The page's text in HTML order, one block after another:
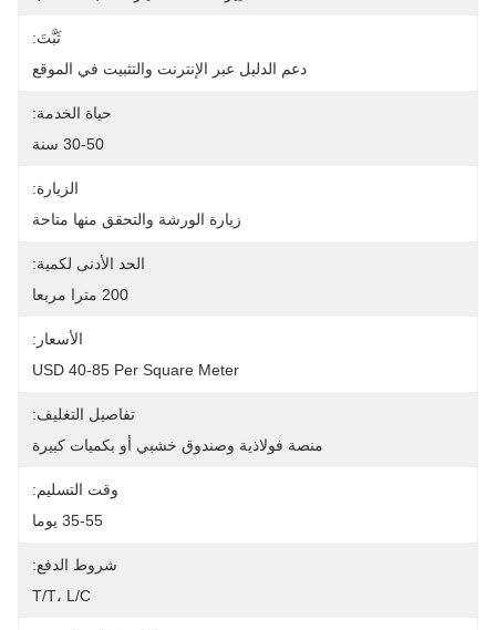
ثَبَّتَ:
دعم الدليل عبر الإنترنت والتثبيت في الموقع
حياة الخدمة:
30-50 سنة
الزيارة:
زيارة الورشة والتحقق منها متاحة
الحد الأدنى لكمية:
200 مترا مربعا
الأسعار:
USD 40-85 Per Square Meter
تفاصيل التغليف:
منصة فولاذية وصندوق خشبي أو بكميات كبيرة
وقت التسليم:
35-55 يوما
شروط الدفع:
T/T، L/C